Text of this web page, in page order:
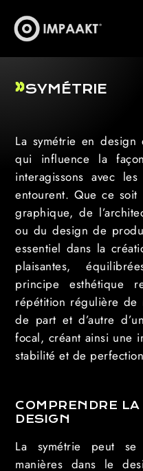
SYMÉTRIE
La symétrie en design
qui influence la
interagissons avec
entourent. Que ce
graphique, de
ou du design de
essentiel dans la
plaisantes,
principe esthétique
répétition régulière de
de part et d’autre
focal, créant ainsi une
stabilité et de
COMPRENDRE
DESIGN
La symétrie peut se
manières dans le